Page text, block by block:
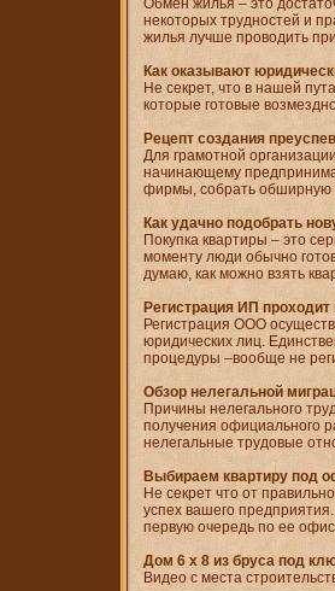
Обмен жилья – это
некоторых трудностей и
жилья лучше проводить
Как оказывают
Не секрет, что в нашей
которые готовые
Рецепт создания
Для грамотной
начинающему
фирмы, собрать обширную
Как удачно подобрать
Покупка квартиры – это
моменту люди обычно
думаю, как можно взять
Регистрация ИП
Регистрация ООО
юридических лиц.
процедуры –вообще не
Обзор нелегальной
Причины нелегального
получения официального
нелегальные трудовые
Выбираем квартиру под
Не секрет что от
успех вашего
первую очередь по ее
Дом 6 x 8 из бруса под
Видео с места